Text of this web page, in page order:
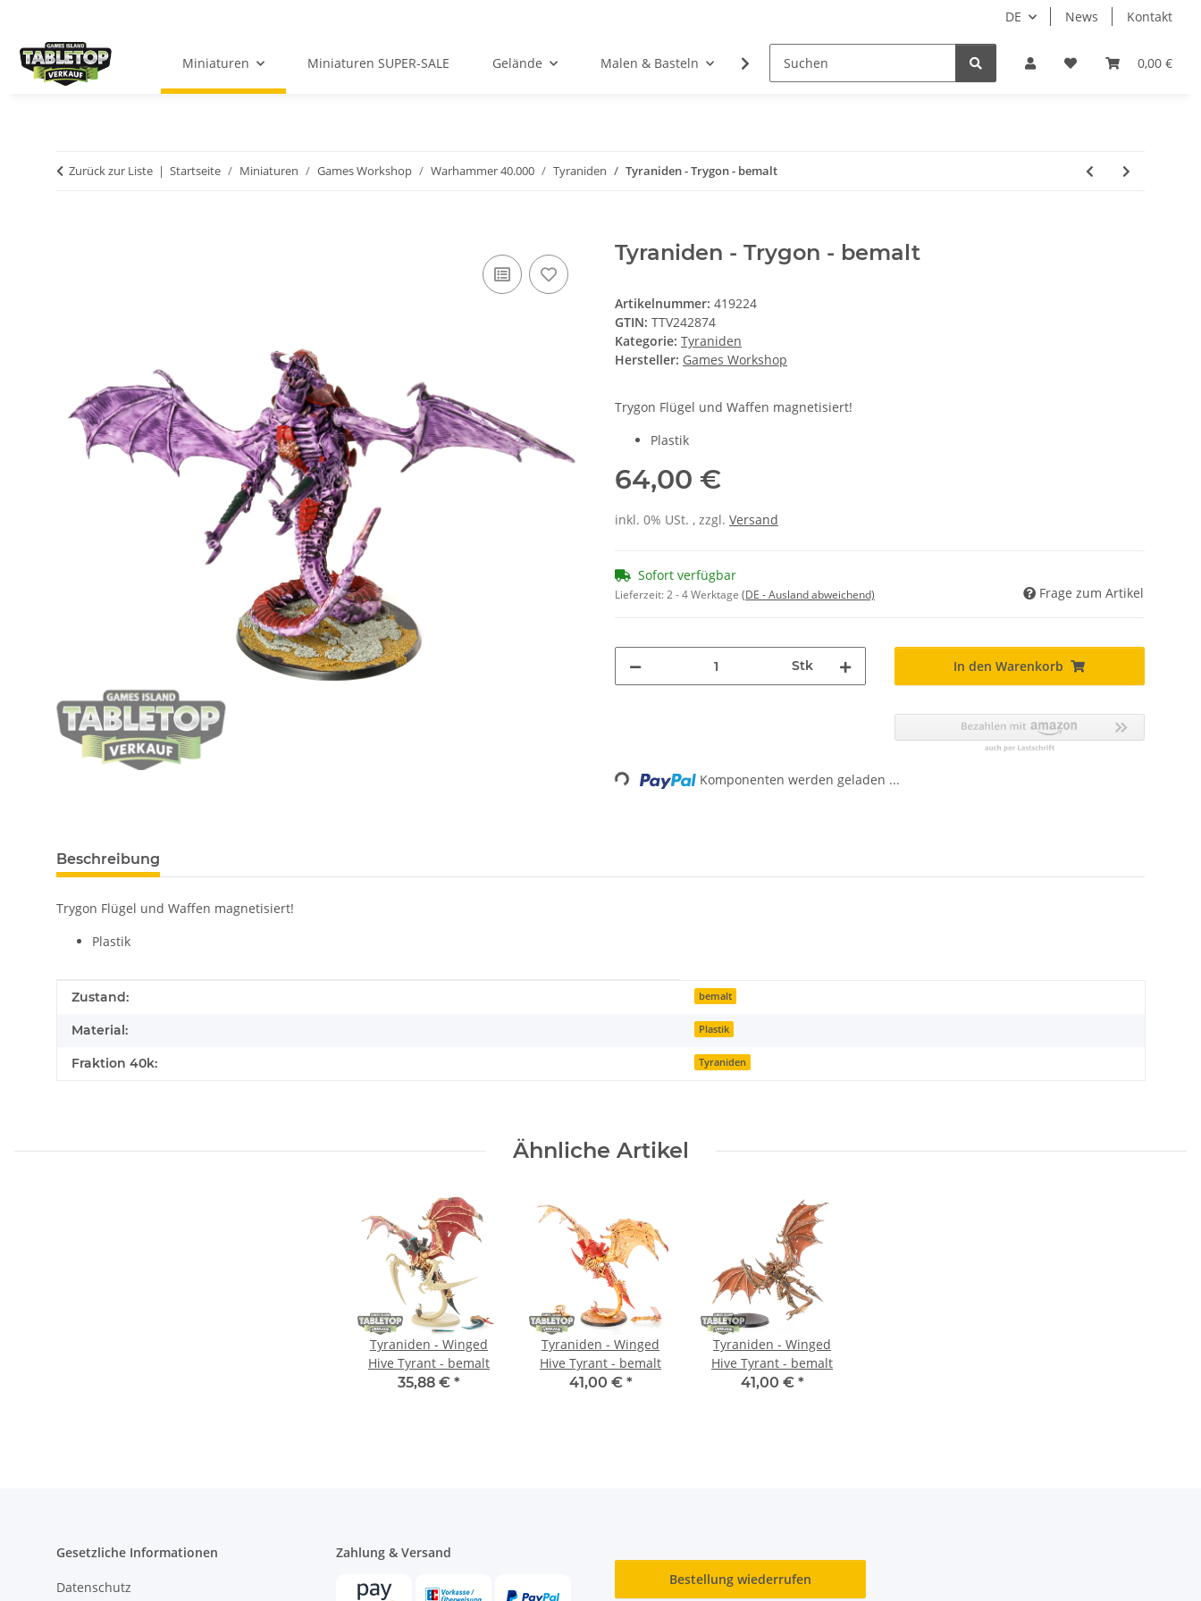
DE News Kontakt
0,00 €
Miniaturen Miniaturen SUPER-SALE Gelände Malen & Basteln Rollenspiele Tabletop Zubehör Hersteller
Zurück zur Liste Startseite Miniaturen Games Workshop Warhammer 40.000 Tyraniden Tyraniden - Trygon - bemalt
Tyraniden - Trygon - bemalt
Artikelnummer: 419224
GTIN: TTV242874
Kategorie: Tyraniden
Hersteller: Games Workshop
Trygon Flügel und Waffen magnetisiert!
Plastik
64,00 €
inkl. 0% USt. , zzgl. Versand
Sofort verfügbar
Lieferzeit:2 - 4 Werktage (DE - Ausland abweichend) Frage zum Artikel
Stk In den Warenkorb
Loading... Komponenten werden geladen ...
Beschreibung
Trygon Flügel und Waffen magnetisiert!
Plastik
Produkteigenschaft
Wert
Zustand: bemalt
Material: Plastik
Fraktion 40k: Tyraniden
Ähnliche Artikel
Tyraniden - Winged
Hive Tyrant - bemalt
35,88 € *
Tyraniden - Winged
Hive Tyrant - bemalt
41,00 € *
Tyraniden - Winged
Hive Tyrant - bemalt
41,00 € *
Gesetzliche Informationen
Datenschutz
Zahlung & Versand
Bestellung wiederrufen